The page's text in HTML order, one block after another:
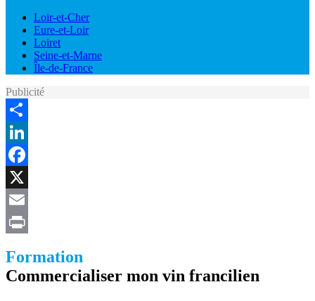
Loir-et-Cher
Eure-et-Loir
Loiret
Seine-et-Marne
Île-de-France
Publicité
Share
LinkedIn
Facebook
X
Email
Formation
Commercialiser mon vin francilien